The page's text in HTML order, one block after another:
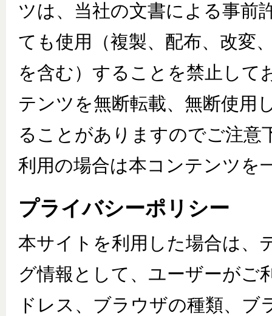
ツは、当社の文書による事前
ても使用（複製、配布、改変
を含む）することを禁止して
テンツを無断転載、無断使用
ることがありますのでご注意
利用の場合は本コンテンツを
プライバシーポリシー
本サイトを利用した場合は、
グ情報として、ユーザーがご
ドレス、ブラウザの種類、